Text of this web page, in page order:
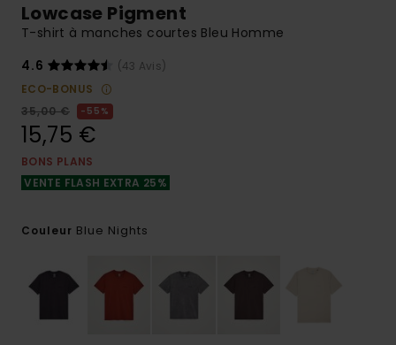
Lowcase Pigment
T-shirt à manches courtes Bleu Homme
4.6
(43 Avis)
ECO-BONUS
35,00 €
55%
15,75 €
BONS PLANS
VENTE FLASH EXTRA 25%
Couleur Blue Nights